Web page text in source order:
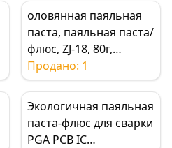
сварки деталей IC,
низкий остаток,
нетоксичный
оловянная паяльная
паста, паяльная паста/
флюс, ZJ-18, 80г,
высокое качество, без
коррозии
Продано: 1
Экологичная паяльная
паста-флюс для сварки
PGA PCB IC